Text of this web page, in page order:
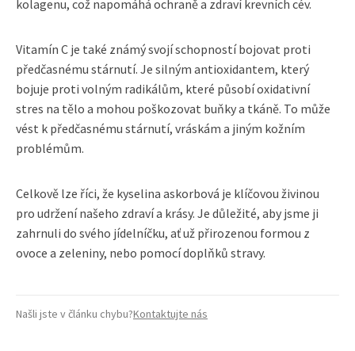
kolagenu, což napomáhá ochraně a zdraví krevních cév.
Vitamín C je také známý svojí schopností bojovat proti
předčasnému stárnutí. Je silným antioxidantem, který
bojuje proti volným radikálům, které působí oxidativní
stres na tělo a mohou poškozovat buňky a tkáně. To může
vést k předčasnému stárnutí, vráskám a jiným kožním
problémům.
Celkově lze říci, že kyselina askorbová je klíčovou živinou
pro udržení našeho zdraví a krásy. Je důležité, aby jsme ji
zahrnuli do svého jídelníčku, ať už přirozenou formou z
ovoce a zeleniny, nebo pomocí doplňků stravy.
Našli jste v článku chybu?Kontaktujte nás